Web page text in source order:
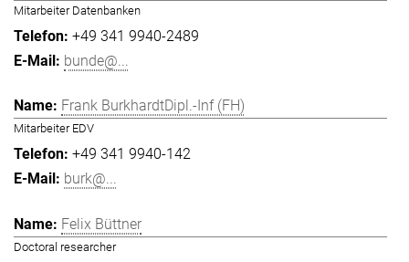
Mitarbeiter Datenbanken
+49 341 9940-2489
bunde@...
Frank BurkhardtDipl.-Inf (FH)
Mitarbeiter EDV
+49 341 9940-142
burk@...
Felix Büttner
Doctoral researcher